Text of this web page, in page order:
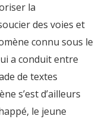
la
des voies et
connu sous le
a conduit entre
de textes
s’est d’ailleurs
le jeune